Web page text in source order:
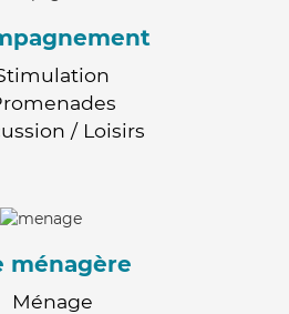
/ Loisirs
ménagère
Ménage